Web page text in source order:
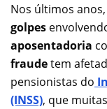
Nos últimos
golpes
aposentadoria
fraudetem
pensionistas do
(INSS), que